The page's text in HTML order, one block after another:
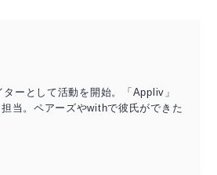
ーとして活動を開始。「Appliv」
当。ペアーズやwithで彼氏ができた
経験をもとに、読者が本当に知りた